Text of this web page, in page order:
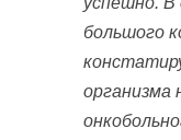
большого
организма